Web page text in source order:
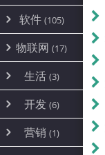
ProxmoxVE
Ubuntu(7)
环境配置
DD重装(3)
加速优化(34)
面板(12)
容器
游戏 (7)
饥荒(7)
云服务商(4)
WEB源码(6)
软件 (105)
安全(12)
办公(4)
图片 (2)
文件
系统 (35)
AI(10)
物联网 (17)
路由器
随身wifi(1)
mobile(14)
刷机
magisk
生活 (3)
线报
sim卡(1)
开发 (6)
编译
JavaScript(2)
营销 (1)